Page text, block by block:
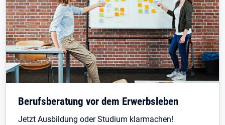
Berufsberatung vor dem Erwerbsleben
Jetzt Ausbildung oder Studium klarmachen!